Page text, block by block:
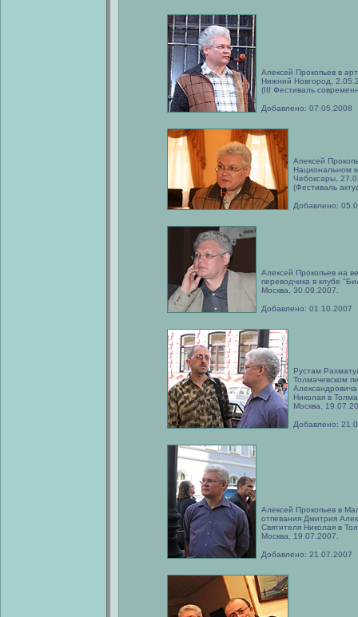
Алексей Прокопьев в
Нижний Новгород,
(III Фестиваль
Добавлено: 07.05.2008
Алексей
Национальном
Чебоксары,
(Фестиваль
Добавлено:
Алексей Прокопьев на
переводчика в клубе
Москва, 30.09.2007.
Добавлено: 01.10.2007
Рустам
Толмачевском
Николая в
Москва,
Добавлено:
Алексей Прокопьев в
отпевания Дмитрия
Святителя Николая в
Москва, 19.07.2007.
Добавлено: 21.07.2007